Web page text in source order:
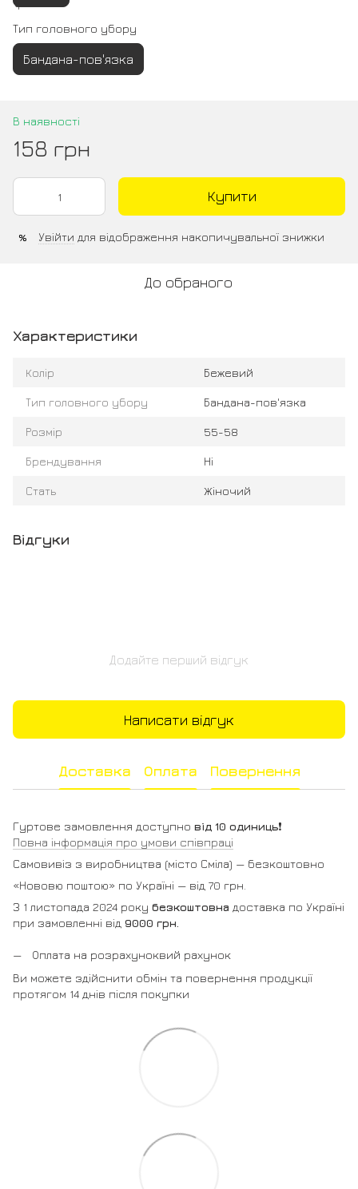
Тип головного убору
Бандана-пов'язка
В наявності
158 грн
Купити
% Увійти для відображення накопичувальної знижки
До обраного
Характеристики
Колір Бежевий
Тип головного убору Бандана-пов'язка
Розмір 55-58
Брендування Ні
Стать Жіночий
Відгуки
Додайте перший відгук
Написати відгук
Доставка Оплата Повернення
Гуртове замовлення доступно від 10 одиниць❗️
Повна інформація про умови співпраці
Самовивіз з виробництва (місто Сміла) — безкоштовно
«Нововю поштою» по Україні — від 70 грн.
З 1 листопада 2024 року безкоштовна доставка по Україні
при замовленні від 9000 грн.
Оплата на розрахуноквий рахунок
Ви можете здійснити обмін та повернення продукції
протягом 14 днів після покупки